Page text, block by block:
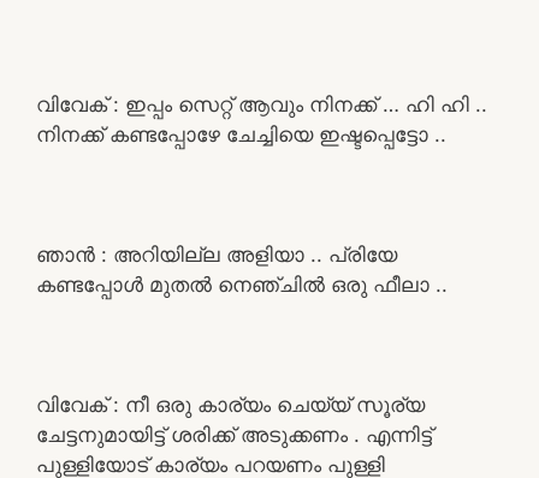
വിവേക് : ഇപ്പം സെറ്റ് ആവും നിനക്ക് … ഹി ഹി ..
നിനക്ക് കണ്ടപ്പോഴേ ചേച്ചിയെ ഇഷ്ടപ്പെട്ടോ ..
ഞാൻ : അറിയില്ല അളിയാ .. പ്രിയേ
കണ്ടപ്പോൾ മുതൽ നെഞ്ചിൽ ഒരു ഫീലാ ..
വിവേക് : നീ ഒരു കാര്യം ചെയ്യ് സൂര്യ
ചേട്ടനുമായിട്ട് ശരിക്ക് അടുക്കണം . എന്നിട്ട്
പുള്ളിയോട് കാര്യം പറയണം പുള്ളി